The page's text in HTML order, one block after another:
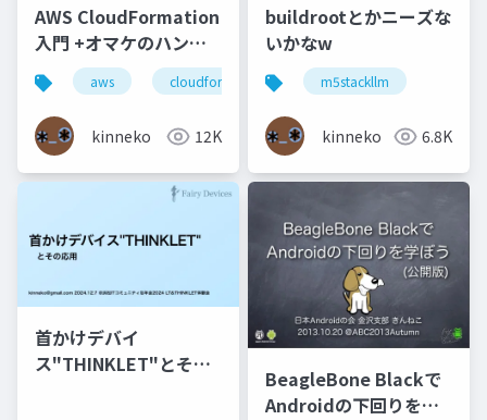
AWS CloudFormation
入門 +オマケのハンズ
オン
aws cloudformation
kinneko 12K
buildrootとかニーズな
いかなw
m5stackllm
kinneko 6.8K
首かけデバイ
ス"THINKLET"とその
BeagleBone Blackで
Androidの下回りを学